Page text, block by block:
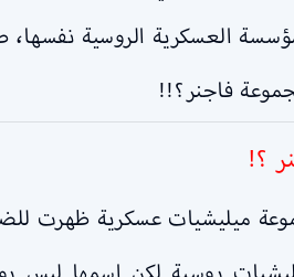
العسكرية الروسية نفسها،
فاجنر؟!!
؟!
ميليشيات عسكرية ظهرت للضوء